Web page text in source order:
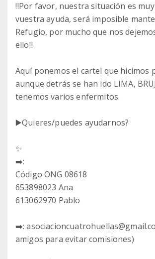
‼️Por favor, nuestra situación es
vuestra ayuda, será imposible
Refugio, por mucho que nos
ello‼️
Aquí ponemos el cartel que hicimos
aunque detrás se han ido LIMA,
tenemos varios enfermitos.
▶️Quieres/puedes ayudarnos?
✨
➡️:
Código ONG 08618
653898023 Ana
613062970 Pablo
➡️:
amigos para evitar comisiones)